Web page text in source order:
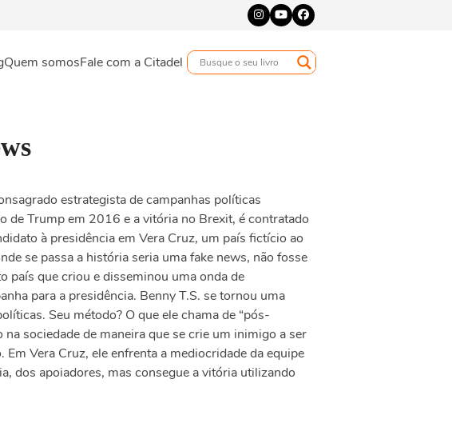
Instagram
YouTubeFacebook
Quem somosFale com a Citadel
estrategista de campanhas políticas
de Trump em 2016 e a vitória no Brexit, é contratado
à presidência em Vera Cruz, um país fictício ao
se passa a história seria uma fake news, não fosse
país que criou e disseminou uma onda de
para a presidência. Benny T.S. se tornou uma
Seu método? O que ele chama de “pós-
sociedade de maneira que se crie um inimigo a ser
Vera Cruz, ele enfrenta a mediocridade da equipe
dos apoiadores, mas consegue a vitória utilizando